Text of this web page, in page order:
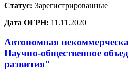
Статус: Зарегистрированные
Дата ОГРН: 11.11.2020
Автономная
Научно-общественное
развития"